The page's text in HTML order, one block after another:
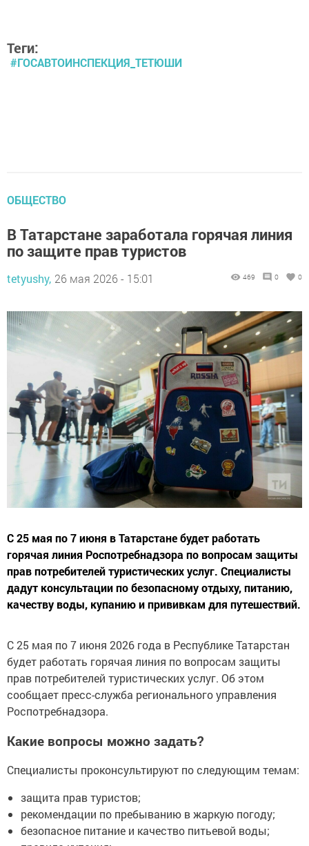
Теги:
#ГОСАВТОИНСПЕКЦИЯ_ТЕТЮШИ
ОБЩЕСТВО
В Татарстане заработала горячая линия
по защите прав туристов
tetyushy, 26 мая 2026 - 15:01 469 0 0
С 25 мая по 7 июня в Татарстане будет работать
горячая линия Роспотребнадзора по вопросам защиты
прав потребителей туристических услуг. Специалисты
дадут консультации по безопасному отдыху, питанию,
качеству воды, купанию и прививкам для путешествий.
С 25 мая по 7 июня 2026 года в Республике Татарстан
будет работать горячая линия по вопросам защиты
прав потребителей туристических услуг. Об этом
сообщает пресс-служба регионального управления
Роспотребнадзора.
Какие вопросы можно задать?
Специалисты проконсультируют по следующим темам:
защита прав туристов;
рекомендации по пребыванию в жаркую погоду;
безопасное питание и качество питьевой воды;